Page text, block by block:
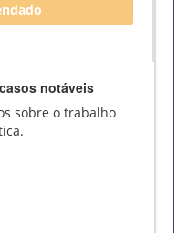
notáveis
sobre o trabalho